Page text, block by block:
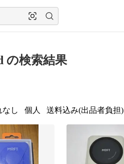
の検索結果
なし 個人 送料込み(出品者負担)